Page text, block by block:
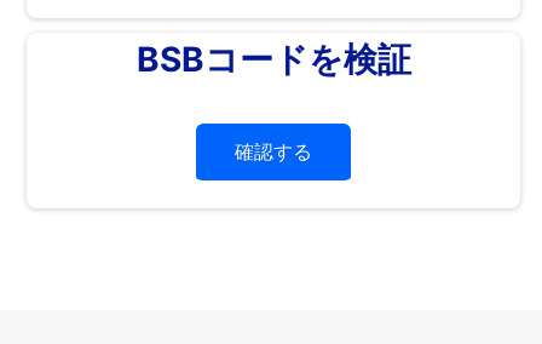
BSBコードを検証
確認する